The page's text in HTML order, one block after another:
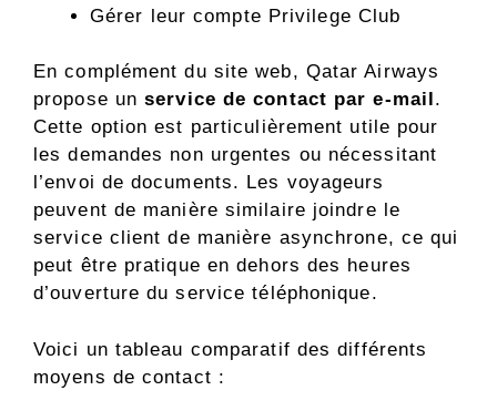
Gérer leur compte Privilege Club
En complément du site web, Qatar Airways
propose unservice de contact par e-mail .
Cette option est particulièrement utile pour
les demandes non urgentes ou nécessitant
l’envoi de documents. Les voyageurs
peuvent de manière similaire joindre le
service client de manière asynchrone, ce qui
peut être pratique en dehors des heures
d’ouverture du service téléphonique.
Voici un tableau comparatif des différents
moyens de contact :